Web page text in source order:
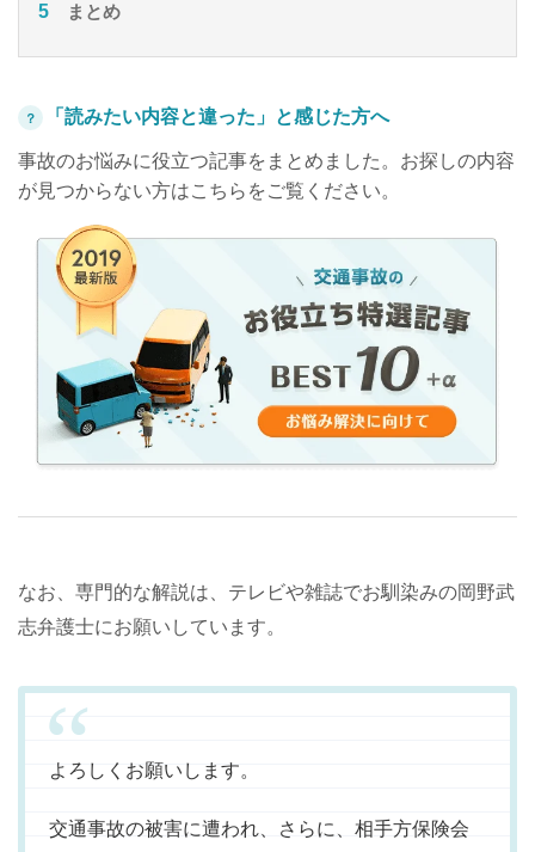
まとめ
？ 「読みたい内容と違った」と感じた方へ
事故のお悩みに役立つ記事をまとめました。お探しの内容
が見つからない方はこちらをご覧ください。
なお、専門的な解説は、テレビや雑誌でお馴染みの岡野武
志弁護士にお願いしています。
よろしくお願いします。
交通事故の被害に遭われ、さらに、相手方保険会